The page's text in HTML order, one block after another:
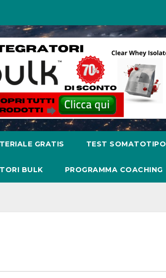
GRATIS TEST SOMATOTIPO
BULK PROGRAMMA COACHING